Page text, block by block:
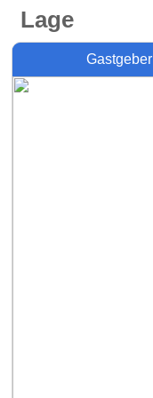
Lage
Gastgeber